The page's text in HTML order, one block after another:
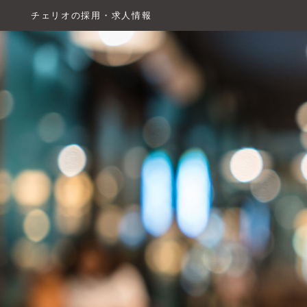
チェリオの採用・求人情報